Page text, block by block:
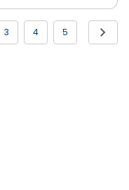
3 4 5